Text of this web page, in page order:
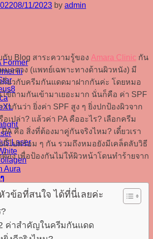
Former
iii
Laser
Aura
08/11/2023 by admin
บ Blog สาระความรู้ของ Amara Clinic กัน
มอตวง (แพทย์เฉพาะทางด้านผิวหนัง) มี
กี่ยวกับครีมกันแดดมาฝากกันค่ะ โดยหมอ
ข้ถามกันเข้ามาเยอะมาก นั่นก็คือ ค่า SPF
ากันว่า ยิ่งค่า SPF สูง ๆ ยิ่งปกป้องผิวจาก
เปล่า? แล้วค่า PA คืออะไร? เลือกครีม
คือ สิ่งที่ต้องมาคู่กันจริงไหม? เดี๋ยวเรา
นี้ไปพร้อม ๆ กัน รวมถึงหมอยังมีเคล็ดลับวิธี
อง เพื่อป้องกันไม่ให้ผิวหน้าโดนทำร้ายจาก
วข้อที่สนใจ ได้ที่นี่เลยค่ะ
ค่าสำคัญในครีมกันแดด